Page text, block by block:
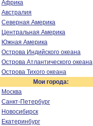
Африка
Австралия
Северная Америка
Центральная Америка
Южная Америка
Острова Индийского океана
Острова Атлантического океана
Острова Тихого океана
Мои города:
Москва
Санкт-Петербург
Новосибирск
Екатеринбург